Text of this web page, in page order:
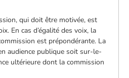
qui doit être motivée, est
En cas d’égalité des voix, la
est prépondérante. La
audience publique soit sur-le-
ultérieure dont la commission